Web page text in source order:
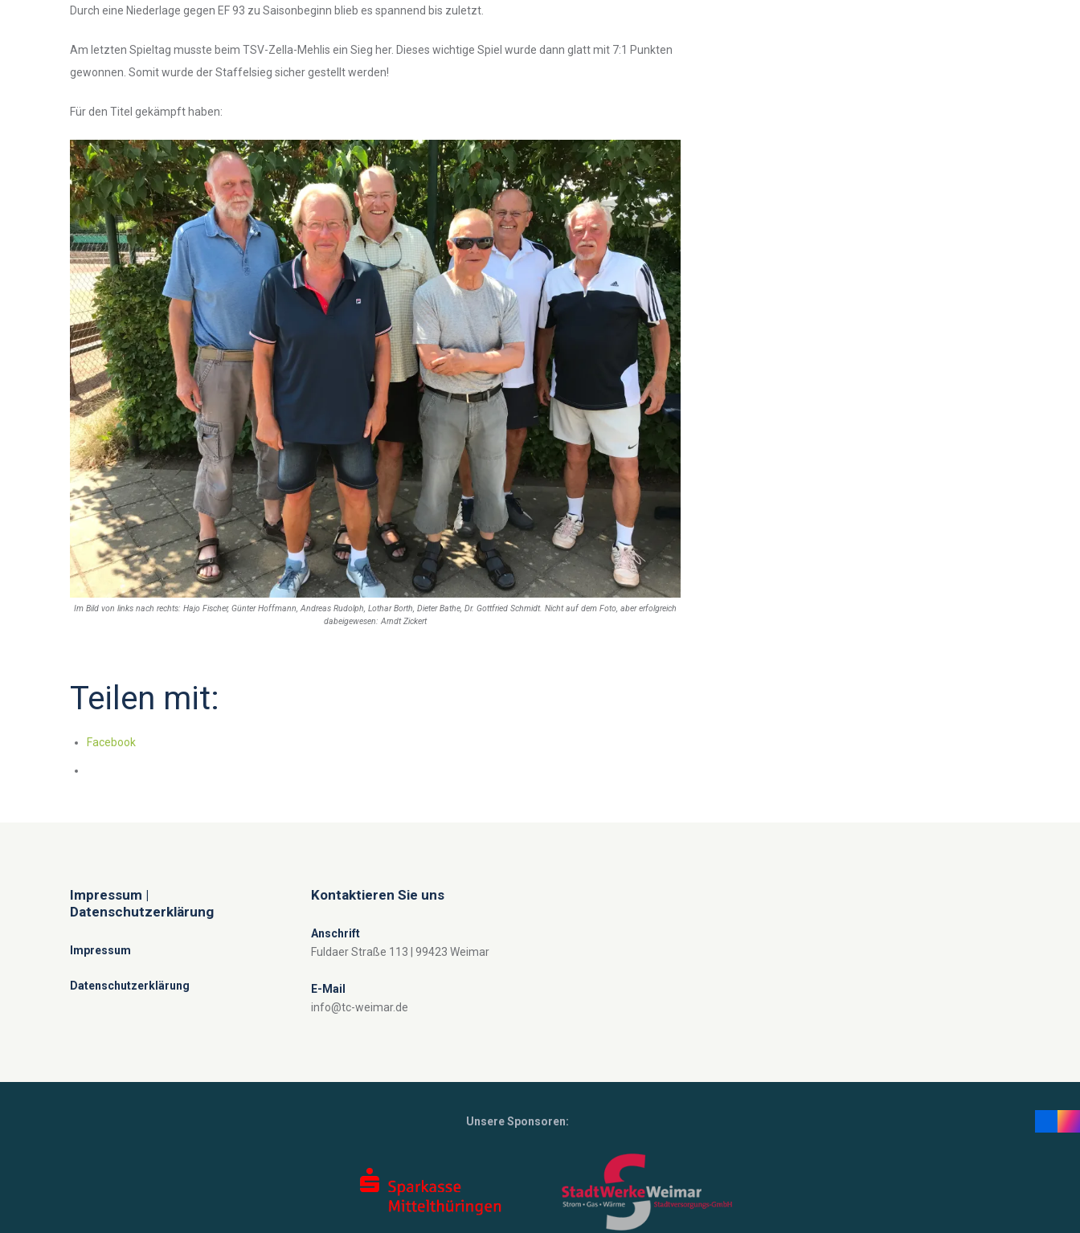
Durch eine Niederlage gegen EF 93 zu Saisonbeginn blieb es spannend bis zuletzt.
Am letzten Spieltag musste beim TSV-Zella-Mehlis ein Sieg her. Dieses wichtige Spiel wurde dann glatt mit 7:1 Punkten
gewonnen. Somit wurde der Staffelsieg sicher gestellt werden!
Für den Titel gekämpft haben:
Im Bild von links nach rechts: Hajo Fischer, Günter Hoffmann, Andreas Rudolph, Lothar Borth, Dieter Bathe, Dr. Gottfried Schmidt. Nicht auf dem Foto, aber erfolgreich
dabeigewesen: Arndt Zickert
Teilen mit:
Facebook
Impressum |
Datenschutzerklärung
Impressum
Datenschutzerklärung
Kontaktieren Sie uns
Anschrift
Fuldaer Straße 113 | 99423 Weimar
E-Mail
info@tc-weimar.de
Unsere Sponsoren: